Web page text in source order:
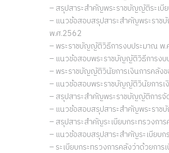
– สรุปสาระสำคัญพระราชบัญญัติระเบี
– แนวข้อสอบสรุปสาระสำคัญพระราช
พ.ศ.2562
– พระราชบัญญัติวิธีการงบประมาณ พ
– แนวข้อสอบพระราชบัญญัติวิธีการง
– พระราชบัญญัติวินัยการเงินการคลัง
– แนวข้อสอบพระราชบัญญัติวินัยการ
– สรุปสาระสำคัญพระราชบัญญัติการ
– แนวข้อสอบสรุปสาระสำคัญพระรา
– สรุปสาระสำคัญระเบียบกระทรวงก
– แนวข้อสอบสรุปสาระสำคัญระเบียบ
– ระเบียบกระทรวงการคลังว่าด้วยกา